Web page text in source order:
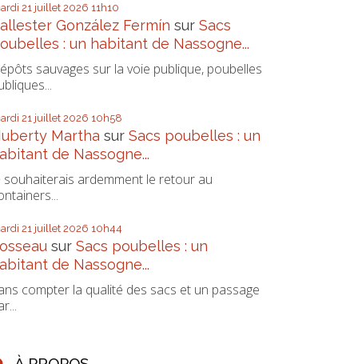
21 juillet 2026 11h10
González Fermín surSacs
: un habitant de Nassogne...
sauvages sur la voie publique, poubelles
21 juillet 2026 10h58
Martha surSacs poubelles : un
de Nassogne...
souhaiterais ardemment le retour au
21 juillet 2026 10h44
surSacs poubelles : un
de Nassogne...
compter la qualité des sacs et un passage